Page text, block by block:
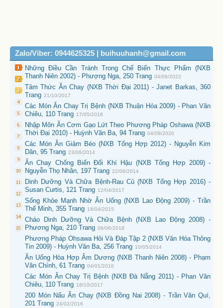
Zalo/Viber: 0944625325 | buihuuhanh@gmail.com
Những Điều Cần Tránh Trong Chế Biến Thực Phẩm (NXB
Thanh Niên 2002) - Phượng Nga, 250 Trang 04/06/2022
Tâm Thức Ăn Chay (NXB Thời Đại 2011) - Janet Barkas, 360
Trang 21/10/2017
Các Món Ăn Chay Trị Bệnh (NXB Thuận Hóa 2009) - Phan Văn
Chiêu, 110 Trang 17/05/2018
Nhập Môn Ăn Cơm Gạo Lứt Theo Phương Pháp Oshawa (NXB
Thời Đại 2010) - Huỳnh Văn Ba, 94 Trang 04/09/2020
Các Món Ăn Giảm Béo (NXB Tổng Hợp 2012) - Nguyễn Kim
Dân, 95 Trang 23/06/2014
Ăn Chay Chống Biến Đổi Khí Hậu (NXB Tổng Hợp 2009) -
Nguyễn Thọ Nhân, 197 Trang 22/06/2014
Dinh Dưỡng Và Chữa Bệnh-Rau Củ (NXB Tổng Hợp 2016) -
Susan Curtis, 121 Trang 12/04/2017
Sống Khỏe Mạnh Nhờ Ăn Uống (NXB Lao Động 2009) - Trần
Thế Minh, 355 Trang 18/04/2015
Cháo Dinh Dưỡng Và Chữa Bệnh (NXB Lao Động 2008) -
Phương Nga, 210 Trang 06/06/2018
Phương Pháp Ohsawa Hỏi Và Đáp Tập 2 (NXB Văn Hóa Thông
Tin 2009) - Huỳnh Văn Ba, 256 Trang 10/05/2014
Ăn Uống Hòa Hợp Âm Dương (NXB Thanh Niên 2008) - Phạm
Văn Chính, 61 Trang 04/01/2016
Các Món Ăn Chay Trị Bệnh (NXB Đà Nẵng 2011) - Phan Văn
Chiêu, 110 Trang 18/10/2017
200 Món Nấu Ăn Chay (NXB Đồng Nai 2008) - Trần Văn Quí,
201 Trang 24/02/2016